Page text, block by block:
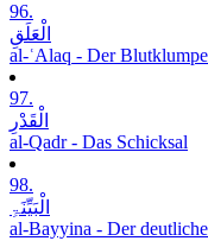
96.
الْعَلَقِ
al-ʿAlaq - Der
97.
الْقَدْرِ
al-Qadr - Das Schicksal
98.
الْبَیِّنَۃِ
al-Bayyina - Der